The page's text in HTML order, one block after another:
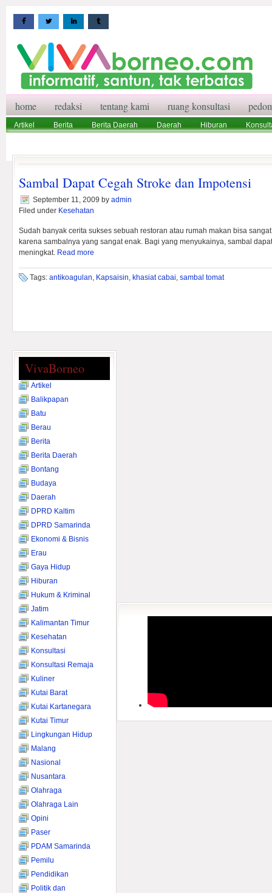
home redaksi tentang kami ruang konsultasi
Artikel Berita Berita Daerah Daerah Hiburan
Sambal Dapat Cegah Stroke dan Impotensi
September 11, 2009 by admin
Filed under Kesehatan
Sudah banyak cerita sukses sebuah restoran atau rumah makan bisa
karena sambalnya yang sangat enak. Bagi yang menyukainya, sambal
meningkat. Read more
Tags: antikoagulan, Kapsaisin, khasiat cabai, sambal tomat
VivaBorneo
Artikel
Balikpapan
Batu
Berau
Berita
Berita Daerah
Bontang
Budaya
Daerah
DPRD Kaltim
DPRD Samarinda
Ekonomi & Bisnis
Erau
Gaya Hidup
Hiburan
Hukum & Kriminal
Jatim
Kalimantan Timur
Kesehatan
Konsultasi
Konsultasi Remaja
Kuliner
Kutai Barat
Kutai Kartanegara
Kutai Timur
Lingkungan Hidup
Malang
Nasional
Nusantara
Olahraga
Olahraga Lain
Opini
Paser
PDAM Samarinda
Pemilu
Pendidikan
Politik dan